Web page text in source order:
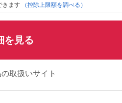
きます
（控除上限額を調べる）
を見る
取扱いサイト